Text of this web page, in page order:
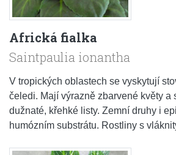
Africká fialka
Saintpaulia ionantha
V tropických oblastech se vyskytují
čeledi. Mají výrazně zbarvené květy a
dužnaté, křehké listy. Zemní druhy i
humózním substrátu. Rostliny s